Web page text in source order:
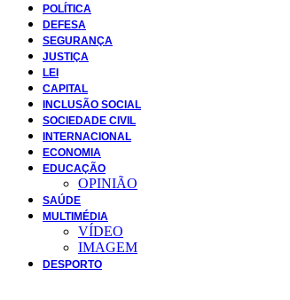
POLÍTICA
DEFESA
SEGURANÇA
JUSTIÇA
LEI
CAPITAL
INCLUSÃO SOCIAL
SOCIEDADE CIVIL
INTERNACIONAL
ECONOMIA
EDUCAÇÃO
OPINIÃO
SAÚDE
MULTIMÉDIA
VÍDEO
IMAGEM
DESPORTO